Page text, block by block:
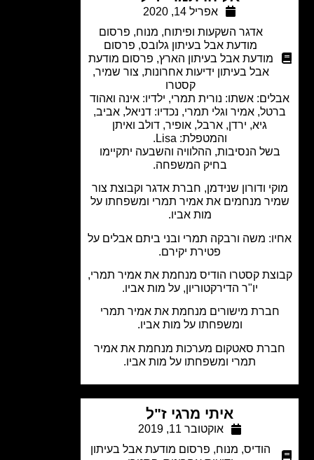
אפריל 14, 2020
אדגר השקעות ופיתוח, מנוח,פרסום
מודעת אבל בעיתון גלובס, פרסום
מודעת אבל בעיתון הארץ,פרסום מודעת
אבל בעיתון ידיעות אחרונות,צור שמיר,
אשתו: נורית תמרי, ילדיו: אינה ואהוד
אמיר וגלי תמרי, נכדיו: דניאל, אביב,
גיא, ירדן, ארבל, אופיר, דולב ואיתן
והמטפלת: Lisa.
הנסיבות, ההלוויה והשבעה יתקיימו
בחיק המשפחה.
ודורון שנידמן, חברת אדגר וקבוצת צור
מנחמים את אמיר תמרי ומשפחתו על
מות אביו.
משה ורבקה תמרי ובני ביתם אבלים על
פטירת יקירם.
קסטרו הודיס מנחמת את אמיר תמרי,
יו"ר הדירקטוריון, על מות אביו.
מישורים מנחמת את אמיר תמרי
ומשפחתו על מות אביו.
סאטקום מערכות מנחמת את אמיר
תמרי ומשפחתו על מות אביו.
איתי מרגי ז"ל
אוקטובר 11, 2019
הודיס
מנוח,פרסום מודעת אבל בעיתון